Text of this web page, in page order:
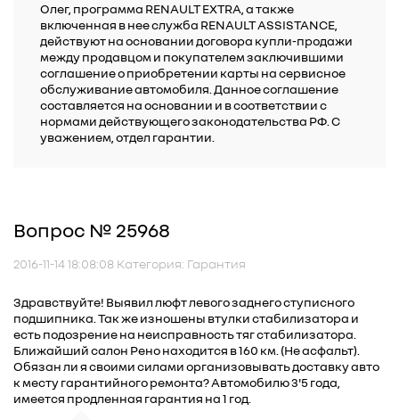
Олег, программа RENAULT EXTRA, а также
включенная в нее служба RENAULT ASSISTANCE,
действуют на основании договора купли-продажи
между продавцом и покупателем заключившими
соглашение о приобретении карты на сервисное
обслуживание автомобиля. Данное соглашение
составляется на основании и в соответствии с
нормами действующего законодательства РФ. С
уважением, отдел гарантии.
Вопрос № 25968
2016-11-14 18:08:08 Категория: Гарантия
Здравствуйте! Выявил люфт левого заднего ступисного
подшипника. Так же изношены втулки стабилизатора и
есть подозрение на неисправность тяг стабилизатора.
Ближайший салон Рено находится в 160 км. (Не асфальт).
Обязан ли я своими силами организовывать доставку авто
к месту гарантийного ремонта? Автомобилю 3'5 года,
имеется продленная гарантия на 1 год.